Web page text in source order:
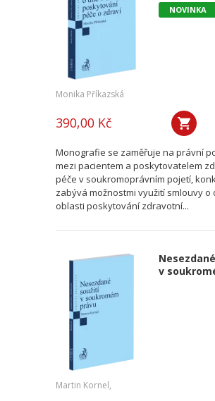
NOVINKA
Monika Příkazská
390,00 Kč
Monografie se zaměřuje na právní
mezi pacientem a poskytovatelem
péče v soukromoprávním pojetí,
zabývá možnostmi využití smlouvy o
oblasti poskytování zdravotní...
v
Martin Kornel,